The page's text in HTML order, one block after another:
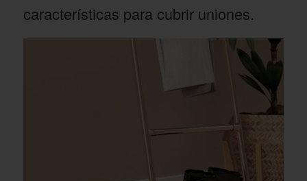
características para cubrir uniones.